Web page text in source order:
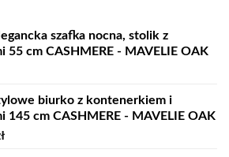
szafka nocna, stolik z
55 cm CASHMERE - MAVELIE OAK
biurko z kontenerkiem i
145 cm CASHMERE - MAVELIE OAK